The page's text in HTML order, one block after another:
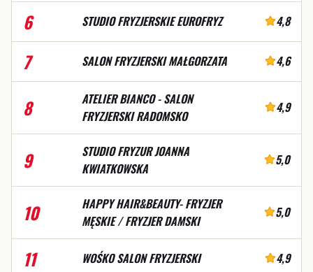
6 STUDIO FRYZJERSKIE EUROFRYZ 4,8
7 SALON FRYZJERSKI MAŁGORZATA 4,6
8
ATELIER BIANCO - SALON
FRYZJERSKI RADOMSKO
4,9
9
STUDIO FRYZUR JOANNA
KWIATKOWSKA
5,0
10
HAPPY HAIR&BEAUTY- FRYZJER
MĘSKIE / FRYZJER DAMSKI
5,0
11 WOŚKO SALON FRYZJERSKI 4,9